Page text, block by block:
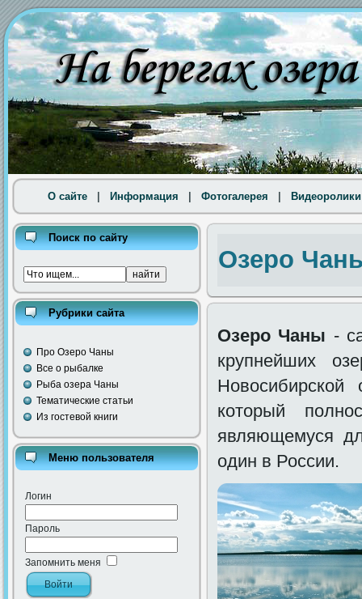
О сайте Информация Фотогалерея Видеоролики
Поиск по сайту
Рубрики сайта
Про Озеро Чаны
Все о рыбалке
Рыба озера Чаны
Тематические статьи
Из гостевой книги
Меню пользователя
Логин
Пароль
Запомнить меня
Озеро
Озеро Чаны -
крупнейших
который
являющемуся
один в России.